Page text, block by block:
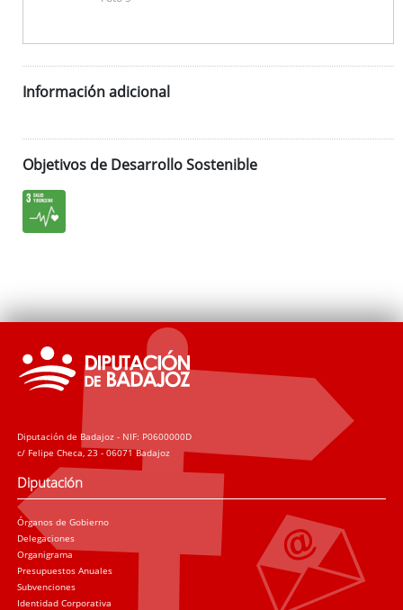
Información adicional
Objetivos de Desarrollo Sostenible
Diputación de Badajoz - NIF: P0600000D
c/ Felipe Checa, 23 - 06071 Badajoz
Diputación
Órganos de Gobierno
Delegaciones
Organigrama
Presupuestos Anuales
Subvenciones
Identidad Corporativa